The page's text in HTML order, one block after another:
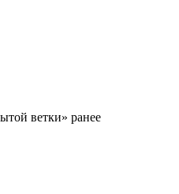
ветки» ранее